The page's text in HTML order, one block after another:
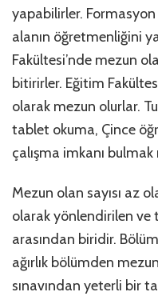
yapabilirler.
alanın öğretmenliğini
Fakültesi’nde mezun
bitirirler. Eğitim
olarak mezun olurlar.
tablet okuma, Çince
çalışma imkanı
Mezun olan sayısı az
olarak yönlendirilen ve
arasından biridir.
ağırlık bölümden
sınavından yeterli bir